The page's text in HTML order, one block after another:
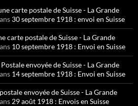
carte postale de Suisse - La Grande
30 septembre 1918 : envoi en Suisse
carte postale de Suisse - La Grande
10 septembre 1918 : Envoi en Suisse
envoyée de Suisse - La Grande
14 septembre 1918 : Envoi en Suisse
envoyée de Suisse - La Grande
29 août 1918 : Envois en Suisse